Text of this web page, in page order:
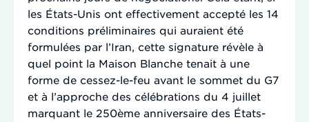
les États-Unis ont effectivement accepté les 14
conditions préliminaires qui auraient été
formulées par l’Iran, cette signature révèle à
quel point la Maison Blanche tenait à une
forme de cessez-le-feu avant le sommet du G7
et à l’approche des célébrations du 4 juillet
marquant le 250ème anniversaire des États-